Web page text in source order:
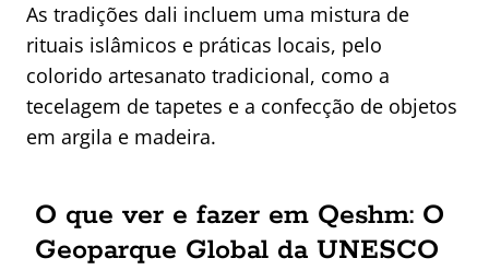
As tradições dali incluem uma mistura de
rituais islâmicos e práticas locais, pelo
colorido artesanato tradicional, como a
tecelagem de tapetes e a confecção de objetos
em argila e madeira.
O que ver e fazer em Qeshm: O
Geoparque Global da UNESCO